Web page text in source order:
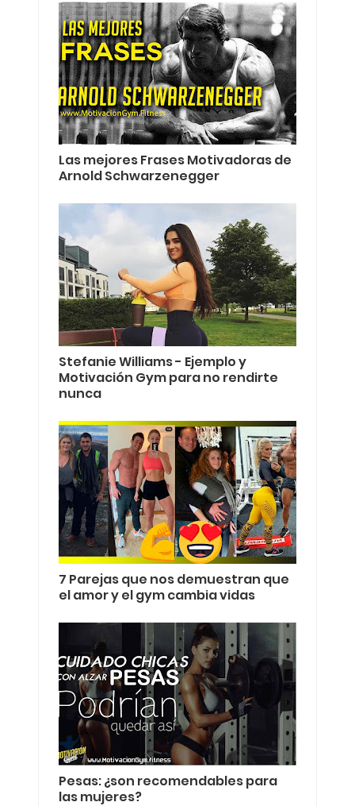
Las mejores Frases Motivadoras de
Arnold Schwarzenegger
Stefanie Williams - Ejemplo y
Motivación Gym para no rendirte
nunca
7 Parejas que nos demuestran que
el amor y el gym cambia vidas
Pesas: ¿son recomendables para
las mujeres?